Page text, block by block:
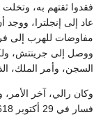
فقدوا ثقتهم به،
عاد إلى إنجلترا،
مفاوضات للهرب إلى
ووصل إلى جرينتش،
السجن، وأمر الملك،
وكان رالي، آخر